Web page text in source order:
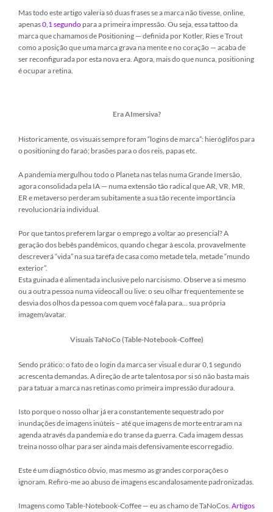
Mas todo este artigo valeria só duas frases se a marca não tivesse, online,
apenas0,1 segundo para a primeira impressão. Ou seja, essa tattoo da
marca que chamamos de Positioning — definida por Kotler, Ries e Trout
como a posição que uma marca grava na mente e no coração — acaba de
ser reconfigurada por esta nova era. Agora, mais do que nunca, positioning
é ocupar a retina.
Era AImersiva?
Historicamente, os visuais sempre foram “logins de marca”: hieróglifos para
o positioning do faraó; brasões para o dos reis, papas etc.
A pandemia mergulhou todo o Planeta nas telas numa Grande Imersão,
agora consolidada pela IA — numa extensão tão radical que AR, VR, MR,
ER e metaverso perderam subitamente a sua tão recente importância
revolucionária individual.
Por que tantos preferem largar o emprego a voltar ao presencial? A
geração dos bebês pandêmicos, quando chegar à escola, provavelmente
descreverá “vida” na sua tarefa de casa como metade tela, metade “mundo
exterior”.
Esta guinada é alimentada inclusive pelo narcisismo. Observe a si mesmo
ou a outra pessoa numa videocall ou live: o seu olhar frequentemente se
desvia dos olhos da pessoa com quem você fala para… sua própria
imagem/avatar.
Visuais TaNoCo (Table-Notebook-Coffee)
Sendo prático: o fato de o login da marca ser visual e durar 0,1 segundo
acrescenta demandas. A direção de arte talentosa por si só não basta mais
para tatuar a marca nas retinas como primeira impressão duradoura.
Isto porque o nosso olhar já era constantemente sequestrado por
inundações de imagens inúteis – até que imagens de morte entraram na
agenda através da pandemia e do transe da guerra. Cada imagem dessas
treina nosso olhar para ser ainda mais defensivamente escorregadio.
Este é um diagnóstico óbvio, mas mesmo as grandes corporações o
ignoram. Refiro-me ao abuso de imagens escandalosamente padronizadas.
Imagens como Table-Notebook-Coffee — eu as chamo de TaNoCos. Artigos